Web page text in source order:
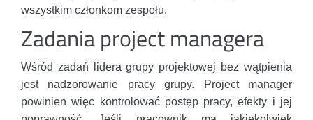
wszystkim członkom zespołu.
Zadania project managera
Wśród zadań lidera grupy projektowej bez wątpienia
jest nadzorowanie pracy grupy. Project manager
powinien więc kontrolować postęp pracy, efekty i jej